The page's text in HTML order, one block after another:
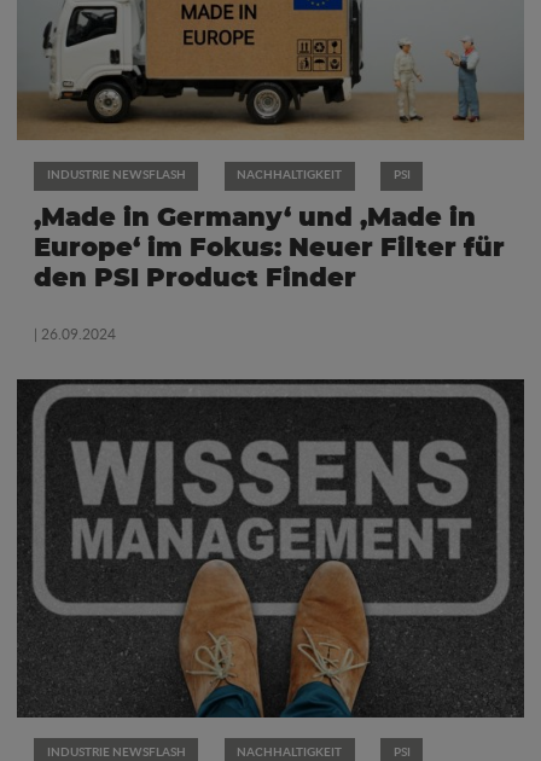
INDUSTRIE NEWSFLASH NACHHALTIGKEIT PSI
‚Made in Germany‘ und ‚Made in
Europe‘ im Fokus: Neuer Filter für
den PSI Product Finder
| 26.09.2024
INDUSTRIE NEWSFLASH NACHHALTIGKEIT PSI